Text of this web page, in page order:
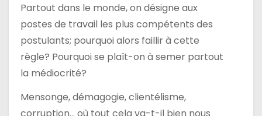
e
Partout dans le monde, on désigne aux
postes de travail les plus compétents des
postulants; pourquoi alors faillir à cette
règle? Pourquoi se plaît-on à semer partout
la médiocrité?
Mensonge, démagogie, clientélisme,
corruption… où tout cela va-t-il bien nous